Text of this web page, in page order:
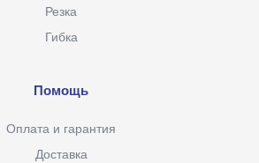
Резка
Гибка
Помощь
Оплата и гарантия
Доставка